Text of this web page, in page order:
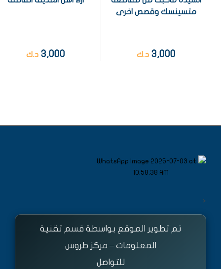
متسينسك وقصص اخرى
3,000 د.ك 3,000 د.ك
<
تم تطوير الموقع بواسطة قسم تقنية
المعلومات – مركز طروس
للتواصل